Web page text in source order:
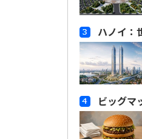
ハノイ：
ビッグマ